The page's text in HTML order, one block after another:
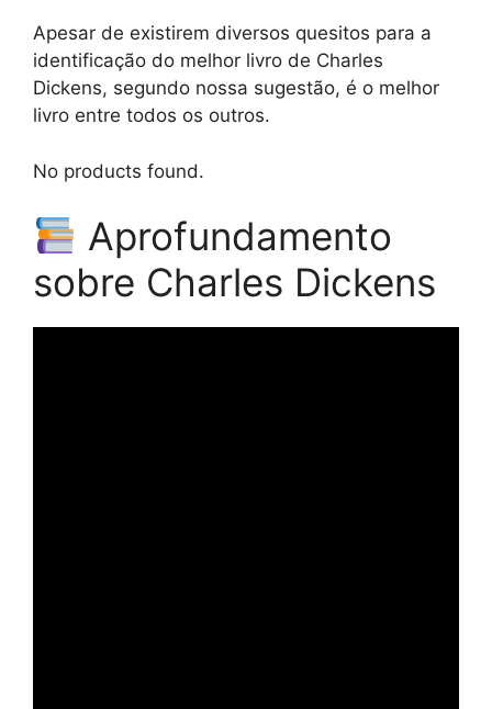
Apesar de existirem diversos quesitos para a
identificação do melhor livro de Charles
Dickens, segundo nossa sugestão, é o melhor
livro entre todos os outros.
No products found.
Aprofundamento
sobre Charles Dickens